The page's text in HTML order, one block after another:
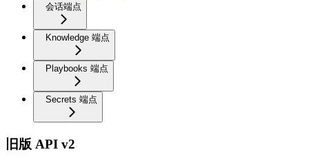
会话端点
Knowledge 端点
Playbooks 端点
Secrets 端点
旧版 API v2